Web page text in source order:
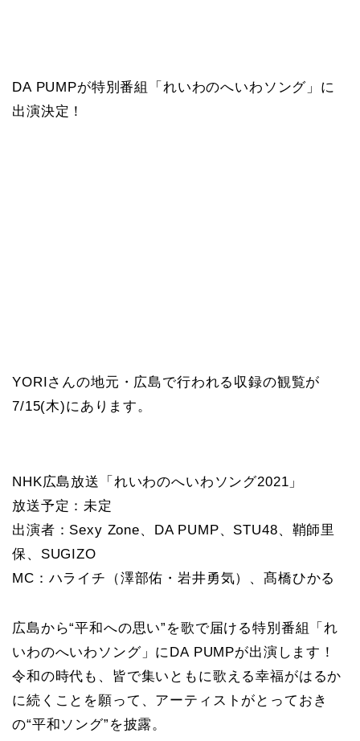
DA PUMPが特別番組「れいわのへいわソング」に
出演決定！
YORIさんの地元・広島で行われる収録の観覧が
7/15(木)にあります。
NHK広島放送「れいわのへいわソング2021」
放送予定：未定
出演者：Sexy Zone、DA PUMP、STU48、鞘師里
保、SUGIZO
MC：ハライチ（澤部佑・岩井勇気）、髙橋ひかる
広島から“平和への思い”を歌で届ける特別番組「れ
いわのへいわソング」にDA PUMPが出演します！
令和の時代も、皆で集いともに歌える幸福がはるか
に続くことを願って、アーティストがとっておき
の“平和ソング”を披露。